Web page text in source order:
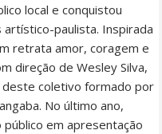
local e conquistou
paulista. Inspirada
retrata amor, coragem e
direção de Wesley Silva,
coletivo formado por
No último ano,
público em apresentação